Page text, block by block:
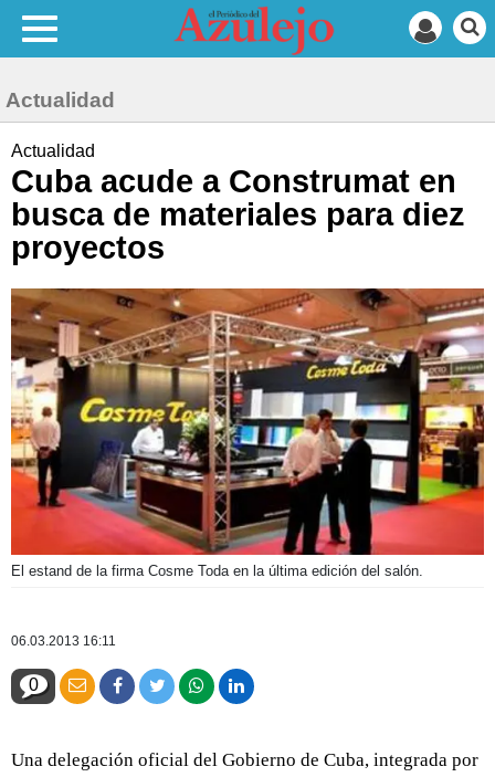
Actualidad
Actualidad
Cuba acude a Construmat en
busca de materiales para diez
proyectos
El estand de la firma Cosme Toda en la última edición del salón.
06.03.2013 16:11
0
Una delegación oficial del Gobierno de Cuba, integrada por